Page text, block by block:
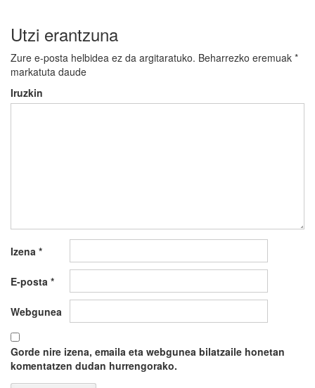
Utzi erantzuna
Zure e-posta helbidea ez da argitaratuko. Beharrezko eremuak *
markatuta daude
Iruzkin
Izena *
E-posta *
Webgunea
Gorde nire izena, emaila eta webgunea bilatzaile honetan
komentatzen dudan hurrengorako.